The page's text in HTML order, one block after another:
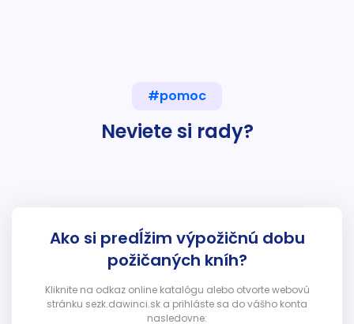
#pomoc
Neviete si rady?
Ako si predĺžim výpožičnú dobu
požičaných kníh?
Kliknite na odkaz online katalógu alebo otvorte webovú
stránku sezk.dawinci.sk a prihláste sa do vášho konta
nasledovne: